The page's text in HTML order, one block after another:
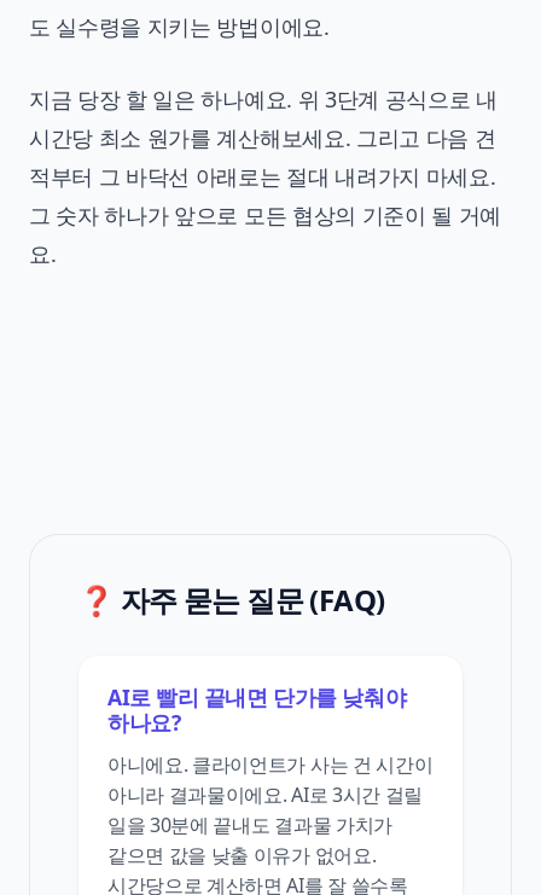
도 실수령을 지키는 방법이에요.
지금 당장 할 일은 하나예요. 위 3단계 공식으로 내
시간당 최소 원가를 계산해보세요. 그리고 다음 견
적부터 그 바닥선 아래로는 절대 내려가지 마세요.
그 숫자 하나가 앞으로 모든 협상의 기준이 될 거예
요.
❓ 자주 묻는 질문 (FAQ)
AI로 빨리 끝내면 단가를 낮춰야
하나요?
아니에요. 클라이언트가 사는 건 시간이
아니라 결과물이에요. AI로 3시간 걸릴
일을 30분에 끝내도 결과물 가치가
같으면 값을 낮출 이유가 없어요.
시간당으로 계산하면 AI를 잘 쓸수록